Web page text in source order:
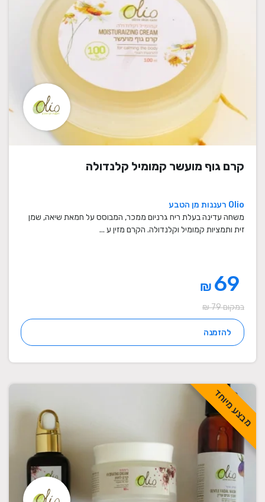
קרם גוף מועשר קמומיל קלנדולה
Olio רעננות מן הטבע
משחה עדינה בעלת ריח גרניום ממכר, המבוסס על חמאת שיאה, שמן
זית ותמציות קמומיל וקלנדולה. הקרם מזין ע ...
₪
במקום 79 ₪
להזמנה
מבצע מיוחד